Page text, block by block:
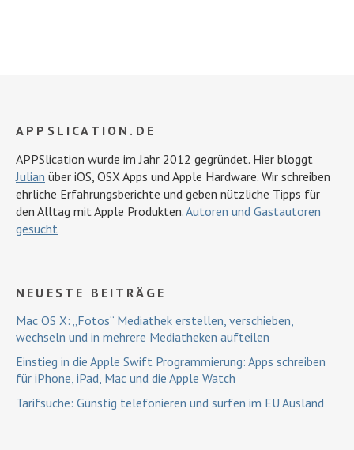
APPSLICATION.DE
APPSlication wurde im Jahr 2012 gegründet. Hier bloggt
Julian über iOS, OSX Apps und Apple Hardware. Wir schreiben
ehrliche Erfahrungsberichte und geben nützliche Tipps für
den Alltag mit Apple Produkten.Autoren und Gastautoren
gesucht
NEUESTE BEITRÄGE
Mac OS X: „Fotos“ Mediathek erstellen, verschieben,
wechseln und in mehrere Mediatheken aufteilen
Einstieg in die Apple Swift Programmierung: Apps schreiben
für iPhone, iPad, Mac und die Apple Watch
Tarifsuche: Günstig telefonieren und surfen im EU Ausland